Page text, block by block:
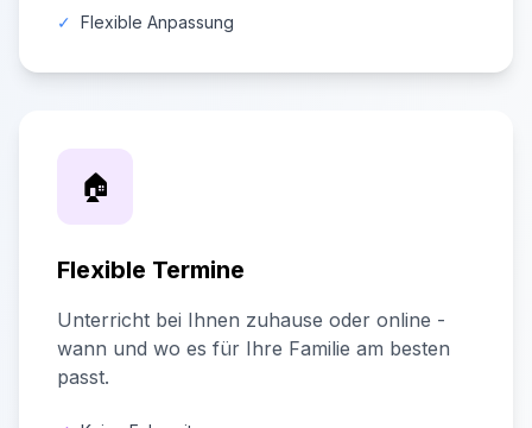
✓ Flexible Anpassung
🏠
Flexible Termine
Unterricht bei Ihnen zuhause oder online -
wann und wo es für Ihre Familie am besten
passt.